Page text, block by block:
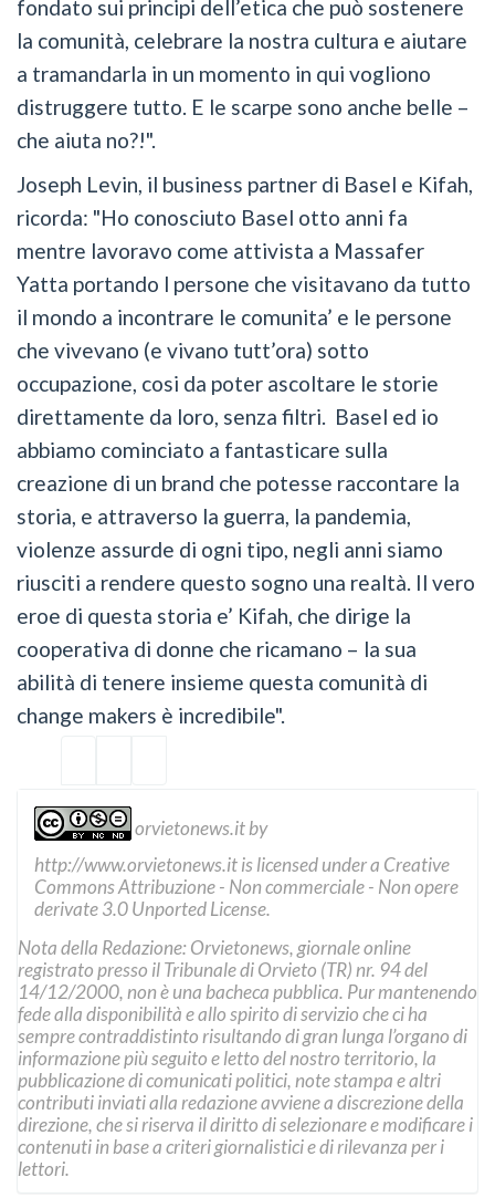
fondato sui principi dell’etica che può sostenere
la comunità, celebrare la nostra cultura e aiutare
a tramandarla in un momento in qui vogliono
distruggere tutto. E le scarpe sono anche belle –
che aiuta no?!".
Joseph Levin, il business partner di Basel e Kifah,
ricorda: "Ho conosciuto Basel otto anni fa
mentre lavoravo come attivista a Massafer
Yatta portando l persone che visitavano da tutto
il mondo a incontrare le comunita’ e le persone
che vivevano (e vivano tutt’ora) sotto
occupazione, cosi da poter ascoltare le storie
direttamente da loro, senza filtri. Basel ed io
abbiamo cominciato a fantasticare sulla
creazione di un brand che potesse raccontare la
storia, e attraverso la guerra, la pandemia,
violenze assurde di ogni tipo, negli anni siamo
riusciti a rendere questo sogno una realtà. Il vero
eroe di questa storia e’ Kifah, che dirige la
cooperativa di donne che ricamano – la sua
abilità di tenere insieme questa comunità di
change makers è incredibile".
orvietonews.itby
http://www.orvietonews.itis licensed under a Creative
Commons Attribuzione - Non commerciale - Non opere
derivate 3.0 Unported License.
Nota della Redazione: Orvietonews, giornale online
registrato presso il Tribunale di Orvieto (TR) nr. 94 del
14/12/2000, non è una bacheca pubblica. Pur mantenendo
fede alla disponibilità e allo spirito di servizio che ci ha
sempre contraddistinto risultando di gran lunga l’organo di
informazione più seguito e letto del nostro territorio, la
pubblicazione di comunicati politici, note stampa e altri
contributi inviati alla redazione avviene a discrezione della
direzione, che si riserva il diritto di selezionare e modificare i
contenuti in base a criteri giornalistici e di rilevanza per i
lettori.